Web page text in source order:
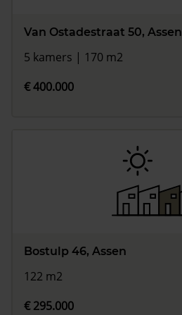
Van Ostadestraat 50, Assen
5 kamers | 170 m2
€ 400.000
Bostulp 46, Assen
122 m2
€ 295.000